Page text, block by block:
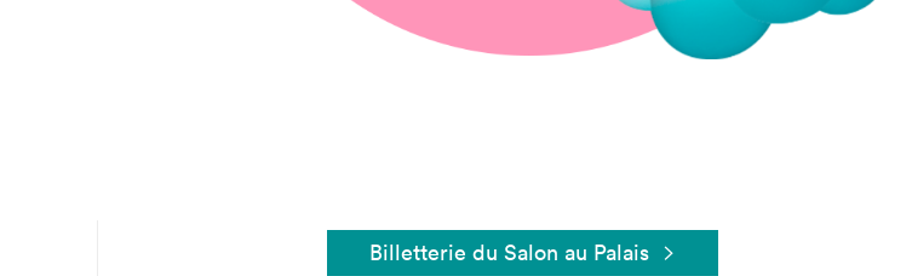
Billetterie du Salon au Palais